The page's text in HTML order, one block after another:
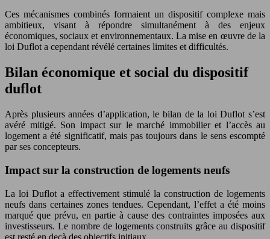
Ces mécanismes combinés formaient un dispositif complexe mais
ambitieux, visant à répondre simultanément à des enjeux
économiques, sociaux et environnementaux. La mise en œuvre de la
loi Duflot a cependant révélé certaines limites et difficultés.
Bilan économique et social du dispositif
duflot
Après plusieurs années d’application, le bilan de la loi Duflot s’est
avéré mitigé. Son impact sur le marché immobilier et l’accès au
logement a été significatif, mais pas toujours dans le sens escompté
par ses concepteurs.
Impact sur la construction de logements neufs
La loi Duflot a effectivement stimulé la construction de logements
neufs dans certaines zones tendues. Cependant, l’effet a été moins
marqué que prévu, en partie à cause des contraintes imposées aux
investisseurs. Le nombre de logements construits grâce au dispositif
est resté en deçà des objectifs initiaux.